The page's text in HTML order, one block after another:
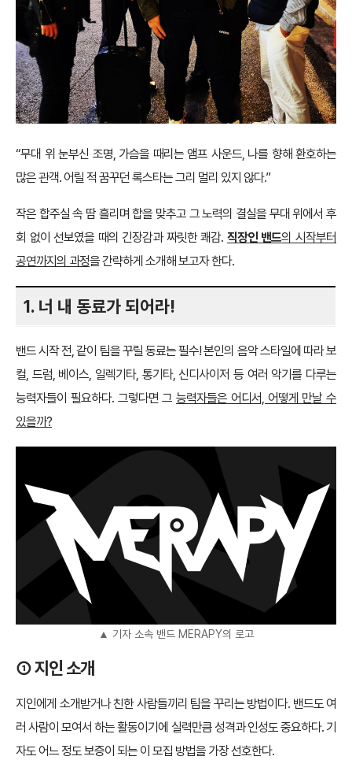
“무대 위 눈부신 조명, 가슴을 때리는 앰프 사운드, 나를 향해 환호하는
많은 관객. 어릴 적 꿈꾸던 록스타는 그리 멀리 있지 않다.”
작은 합주실 속 땀 흘리며 합을 맞추고 그 노력의 결실을 무대 위에서 후
회 없이 선보였을 때의 긴장감과 짜릿한 쾌감. 직장인 밴드의 시작부터
공연까지의 과정을 간략하게 소개해 보고자 한다.
1. 너 내 동료가 되어라!
밴드 시작 전, 같이 팀을 꾸릴 동료는 필수! 본인의 음악 스타일에 따라 보
컬, 드럼, 베이스, 일렉기타, 통기타, 신디사이저 등 여러 악기를 다루는
능력자들이 필요하다. 그렇다면 그 능력자들은 어디서, 어떻게 만날 수
있을까?
▲ 기자 소속 밴드 MERAPY의 로고
① 지인 소개
지인에게 소개받거나 친한 사람들끼리 팀을 꾸리는 방법이다. 밴드도 여
러 사람이 모여서 하는 활동이기에 실력만큼 성격과 인성도 중요하다. 기
자도 어느 정도 보증이 되는 이 모집 방법을 가장 선호한다.